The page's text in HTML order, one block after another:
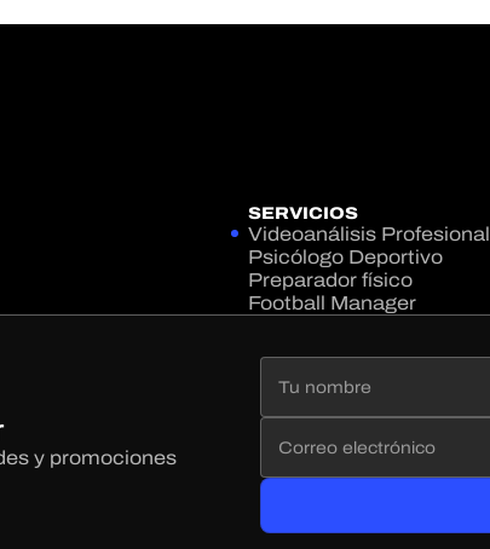
SERVICIOS
Videoanálisis Profesional
Psicólogo Deportivo
Preparador físico
Football Manager
y promociones